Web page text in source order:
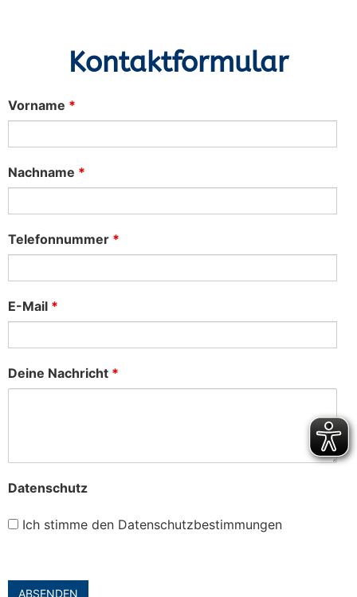
Kontaktformular
Vorname *
Nachname *
Telefonnummer *
E-Mail *
Deine Nachricht *
Datenschutz
Ich stimme den Datenschutzbestimmungen